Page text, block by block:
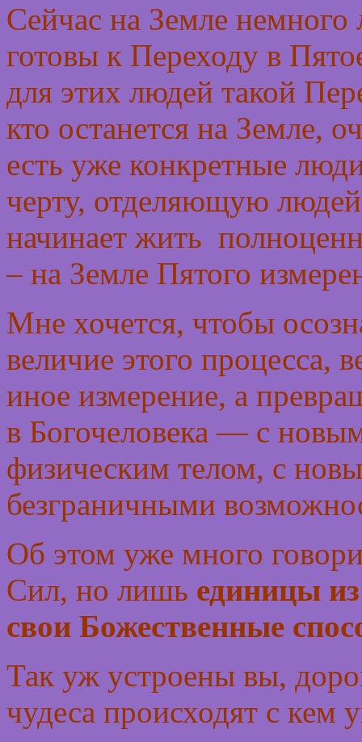
Сейчас на Земле
готовы к Переходу в
для этих людей такой
кто останется на Земле,
есть уже конкретные
черту, отделяющую людей
начинает жить
– на Земле Пятого
Мне хочется, чтобы
величие этого процесса,
иное измерение, а
в Богочеловека — с
физическим телом, с
безграничными
Об этом уже много
Сил, но лишь единицы
свои Божественные
Так уж устроены вы,
чудеса происходят с кем